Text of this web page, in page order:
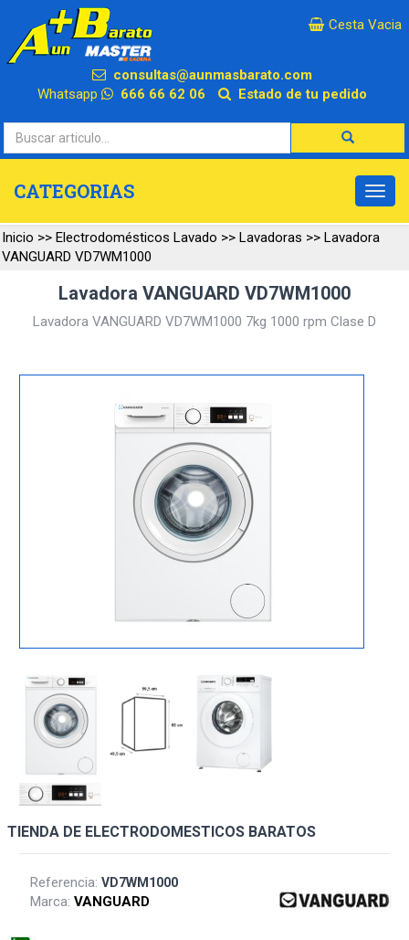
×
Cesta Vacia
consultas@aunmasbarato.com
Whatsapp
666 66 62 06 Estado de tu pedido
CATEGORIAS
Inicio >> Electrodomésticos Lavado >> Lavadoras >> Lavadora
VANGUARD VD7WM1000
Lavadora VANGUARD VD7WM1000
Lavadora VANGUARD VD7WM1000 7kg 1000 rpm Clase D
TIENDA DE ELECTRODOMESTICOS BARATOS
Referencia:VD7WM1000
Marca:VANGUARD